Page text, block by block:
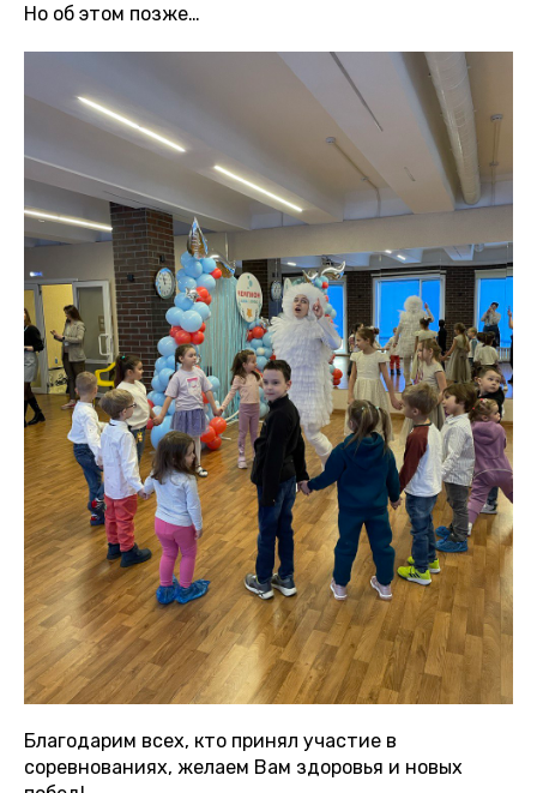
Но об этом позже…
Благодарим всех, кто принял участие в
соревнованиях, желаем Вам здоровья и новых